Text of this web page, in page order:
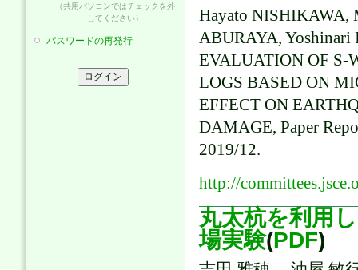
（共用パソコンではチェックを外
してください）
パスワードの再発行
Hayato NISHIKAWA,
ABURAYA,
EVALUATION OF S-
LOGS BASED ON
EFFECT ON
DAMAGE, Paper
2019/12.
http://
丸太杭を利用
場実験(PDF)